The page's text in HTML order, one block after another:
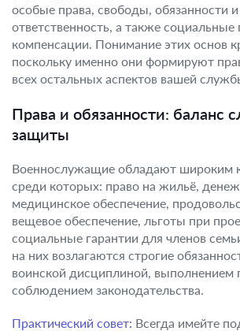
особые права, свободы, обязанности и
ответственность, а также социальные
компенсации. Понимание этих основ
поскольку именно они формируют
всех остальных аспектов вашей
Права и обязанности: баланс
защиты
Военнослужащие обладают широким
среди которых: право на жильё,
медицинское обеспечение,
вещевое обеспечение, льготы при
социальные гарантии для членов
на них возлагаются строгие
воинской дисциплиной, выполнением
соблюдением законодательства.
Практический совет: Всегда имейте